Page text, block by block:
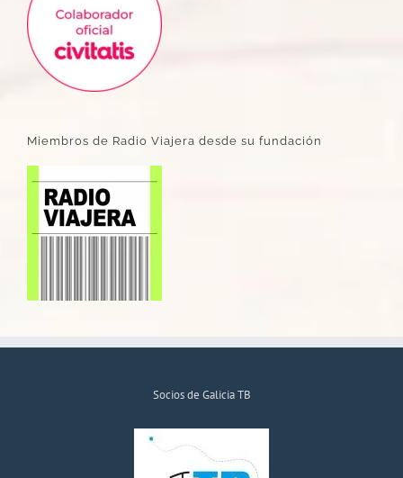
Miembros de Radio Viajera desde su fundación
Socios de Galicia TB